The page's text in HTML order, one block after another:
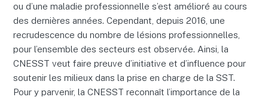
ou d’une maladie professionnelle s’est amélioré au cours
des dernières années. Cependant, depuis 2016, une
recrudescence du nombre de lésions professionnelles,
pour l’ensemble des secteurs est observée. Ainsi, la
CNESST veut faire preuve d’initiative et d’influence pour
soutenir les milieux dans la prise en charge de la SST.
Pour y parvenir, la CNESST reconnaît l’importance de la